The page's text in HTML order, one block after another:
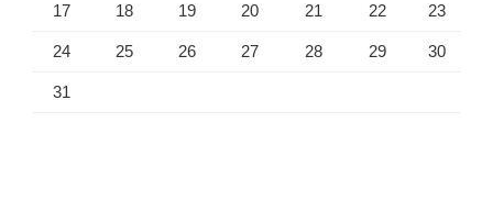
17 18 19 20 21 22 23
24 25 26 27 28 29 30
31